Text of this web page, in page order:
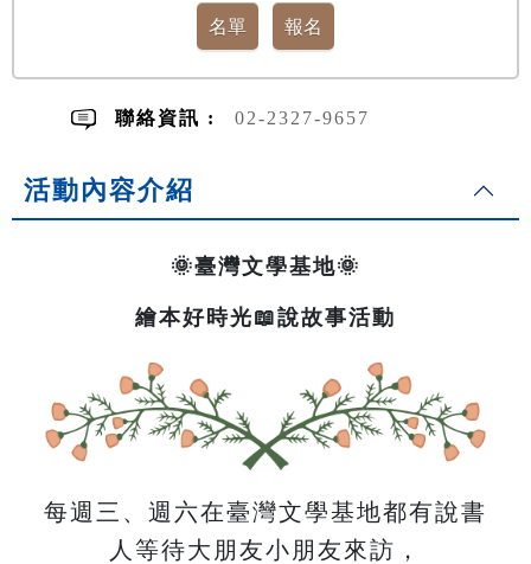
聯絡資訊 : 02-2327-9657
活動內容介紹
🌞臺灣文學基地🌞
繪本好時光📖說故事活動
每週三、週六在臺灣文學基地都有說書
人等待大朋友小朋友來訪，